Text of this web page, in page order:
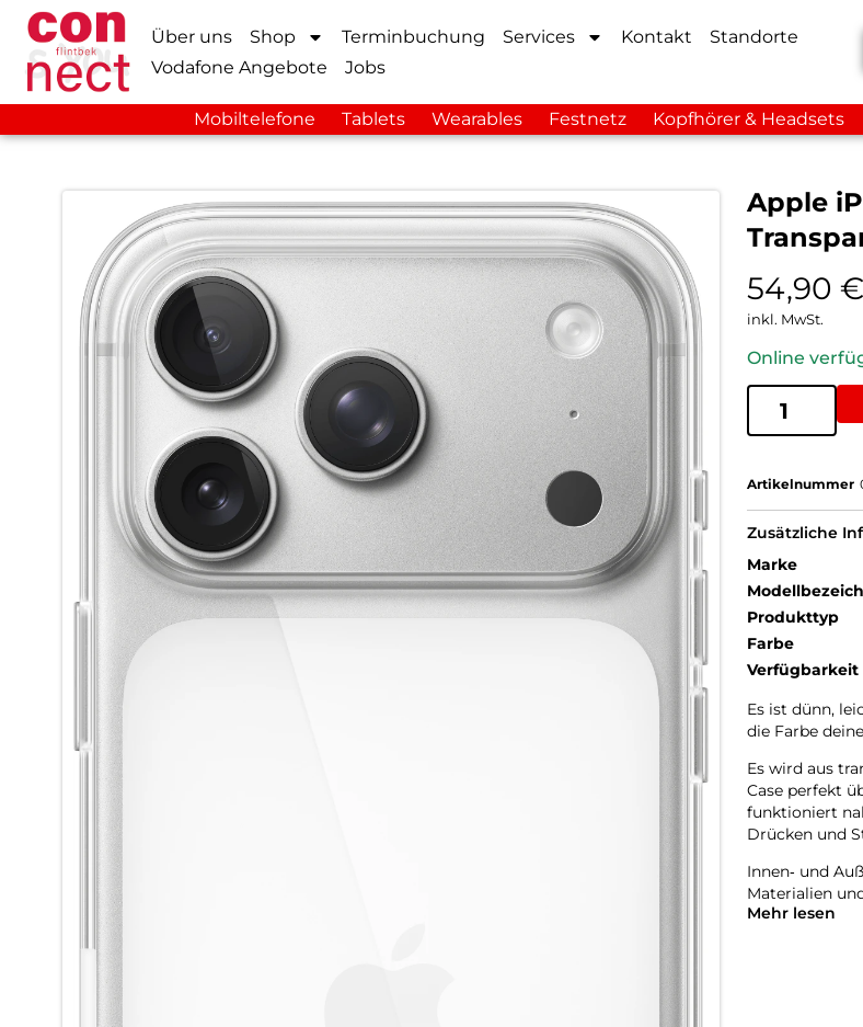
Über uns Shop Terminbuchung Services Kontakt
Standorte
Vodafone Angebote
Jobs
Mobiltelefone Tablets Wearables Festnetz Kopfhörer & Headsets
Apple
54,90 €
inkl. MwSt.
Online
Artikelnummer
Zusätzliche
Marke
Produkttyp
Farbe
Verfügbarkeit
Es ist dünn,
die Farbe
Es wird aus
Case perfekt
funktioniert
Drücken und
Innen‑ und
Materialien
mit der Zeit
Mehr lesen